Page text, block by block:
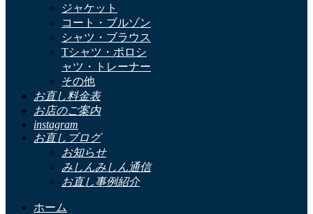
ジャケット
コート・ブルゾン
シャツ・ブラウス
Tシャツ・ポロシ
ャツ・トレーナー
その他
お直し料金表
お店のご案内
instagram
お直しブログ
お知らせ
みしんみしん通信
お直し事例紹介
ホーム